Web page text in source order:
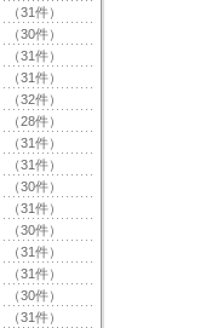
（31件）
（30件）
（31件）
（31件）
（32件）
（28件）
（31件）
（31件）
（30件）
（31件）
（30件）
（31件）
（31件）
（30件）
（31件）